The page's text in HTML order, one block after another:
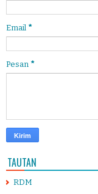
Email *
Pesan *
TAUTAN
RDM